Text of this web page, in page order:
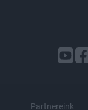
Partnereink